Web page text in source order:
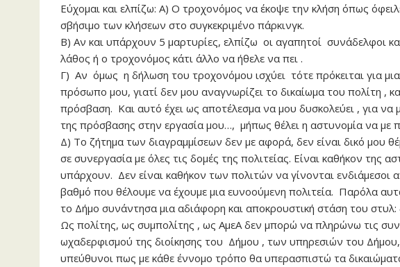
Εύχομαι και ελπίζω: Α) Ο τροχονόμος να έκοψε την κλήση όπως
σβήσιμο των κλήσεων στο συγκεκριμένο πάρκινγκ.
Β) Αν και υπάρχουν 5 μαρτυρίες, ελπίζω οι αγαπητοί συνάδελφοι
λάθος ή ο τροχονόμος κάτι άλλο να ήθελε να πει .
Γ) Αν όμως η δήλωση του τροχονόμου ισχύει τότε πρόκειται για
πρόσωπο μου, γιατί δεν μου αναγνωρίζει το δικαίωμα του πολίτη ,
πρόσβαση. Και αυτό έχει ως αποτέλεσμα να μου δυσκολεύει , για
της πρόσβασης στην εργασία μου…, μήπως θέλει η αστυνομία να με
Δ) Το ζήτημα των διαγραμμίσεων δεν με αφορά, δεν είναι δικό μου
σε συνεργασία με όλες τις δομές της πολιτείας. Είναι καθήκον της
υπάρχουν. Δεν είναι καθήκον των πολιτών να γίνονται ενδιάμεσοι
βαθμό που θέλουμε να έχουμε μια ευνοούμενη πολιτεία. Παρόλα
το Δήμο συνάντησα μια αδιάφορη και αποκρουστική στάση του στυλ:
Ως πολίτης, ως συμπολίτης , ως ΑμεΑ δεν μπορώ να πληρώνω τις
ωχαδερφισμού της διοίκησης του Δήμου , των υπηρεσιών του
υπεύθυνοι πως με κάθε έννομο τρόπο θα υπερασπιστώ τα